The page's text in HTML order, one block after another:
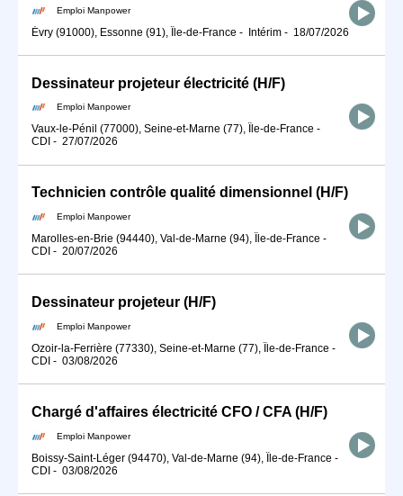
Emploi Manpower
Évry (91000), Essonne (91), Île-de-France - Intérim - 18/07/2026
Dessinateur projeteur électricité (H/F)
Emploi Manpower
Vaux-le-Pénil (77000), Seine-et-Marne (77), Île-de-France -
CDI - 27/07/2026
Technicien contrôle qualité dimensionnel (H/F)
Emploi Manpower
Marolles-en-Brie (94440), Val-de-Marne (94), Île-de-France -
CDI - 20/07/2026
Dessinateur projeteur (H/F)
Emploi Manpower
Ozoir-la-Ferrière (77330), Seine-et-Marne (77), Île-de-France -
CDI - 03/08/2026
Chargé d'affaires électricité CFO / CFA (H/F)
Emploi Manpower
Boissy-Saint-Léger (94470), Val-de-Marne (94), Île-de-France -
CDI - 03/08/2026